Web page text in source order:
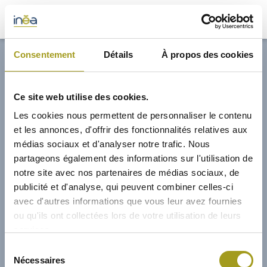
Consentement Détails À propos des cookies
Ce site web utilise des cookies.
Les cookies nous permettent de personnaliser le contenu
et les annonces, d'offrir des fonctionnalités relatives aux
médias sociaux et d'analyser notre trafic. Nous
partageons également des informations sur l'utilisation de
notre site avec nos partenaires de médias sociaux, de
publicité et d'analyse, qui peuvent combiner celles-ci
avec d'autres informations que vous leur avez fournies
ou qu'ils ont collectées lors de votre utilisation de leurs
Nécessaires
32,70€
ACTUS
INVESTISSEURS
PORTE-DOCUMENTS
GREEN BUILDING